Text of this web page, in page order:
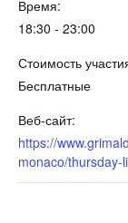
Время:
18:30 - 23:00
Стоимость
Бесплатные
Веб-сайт:
https://
monaco/thursday-